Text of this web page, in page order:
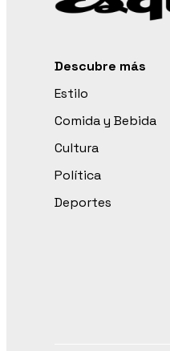
Descubre más
Estilo
Comida y Bebida
Cultura
Política
Deportes